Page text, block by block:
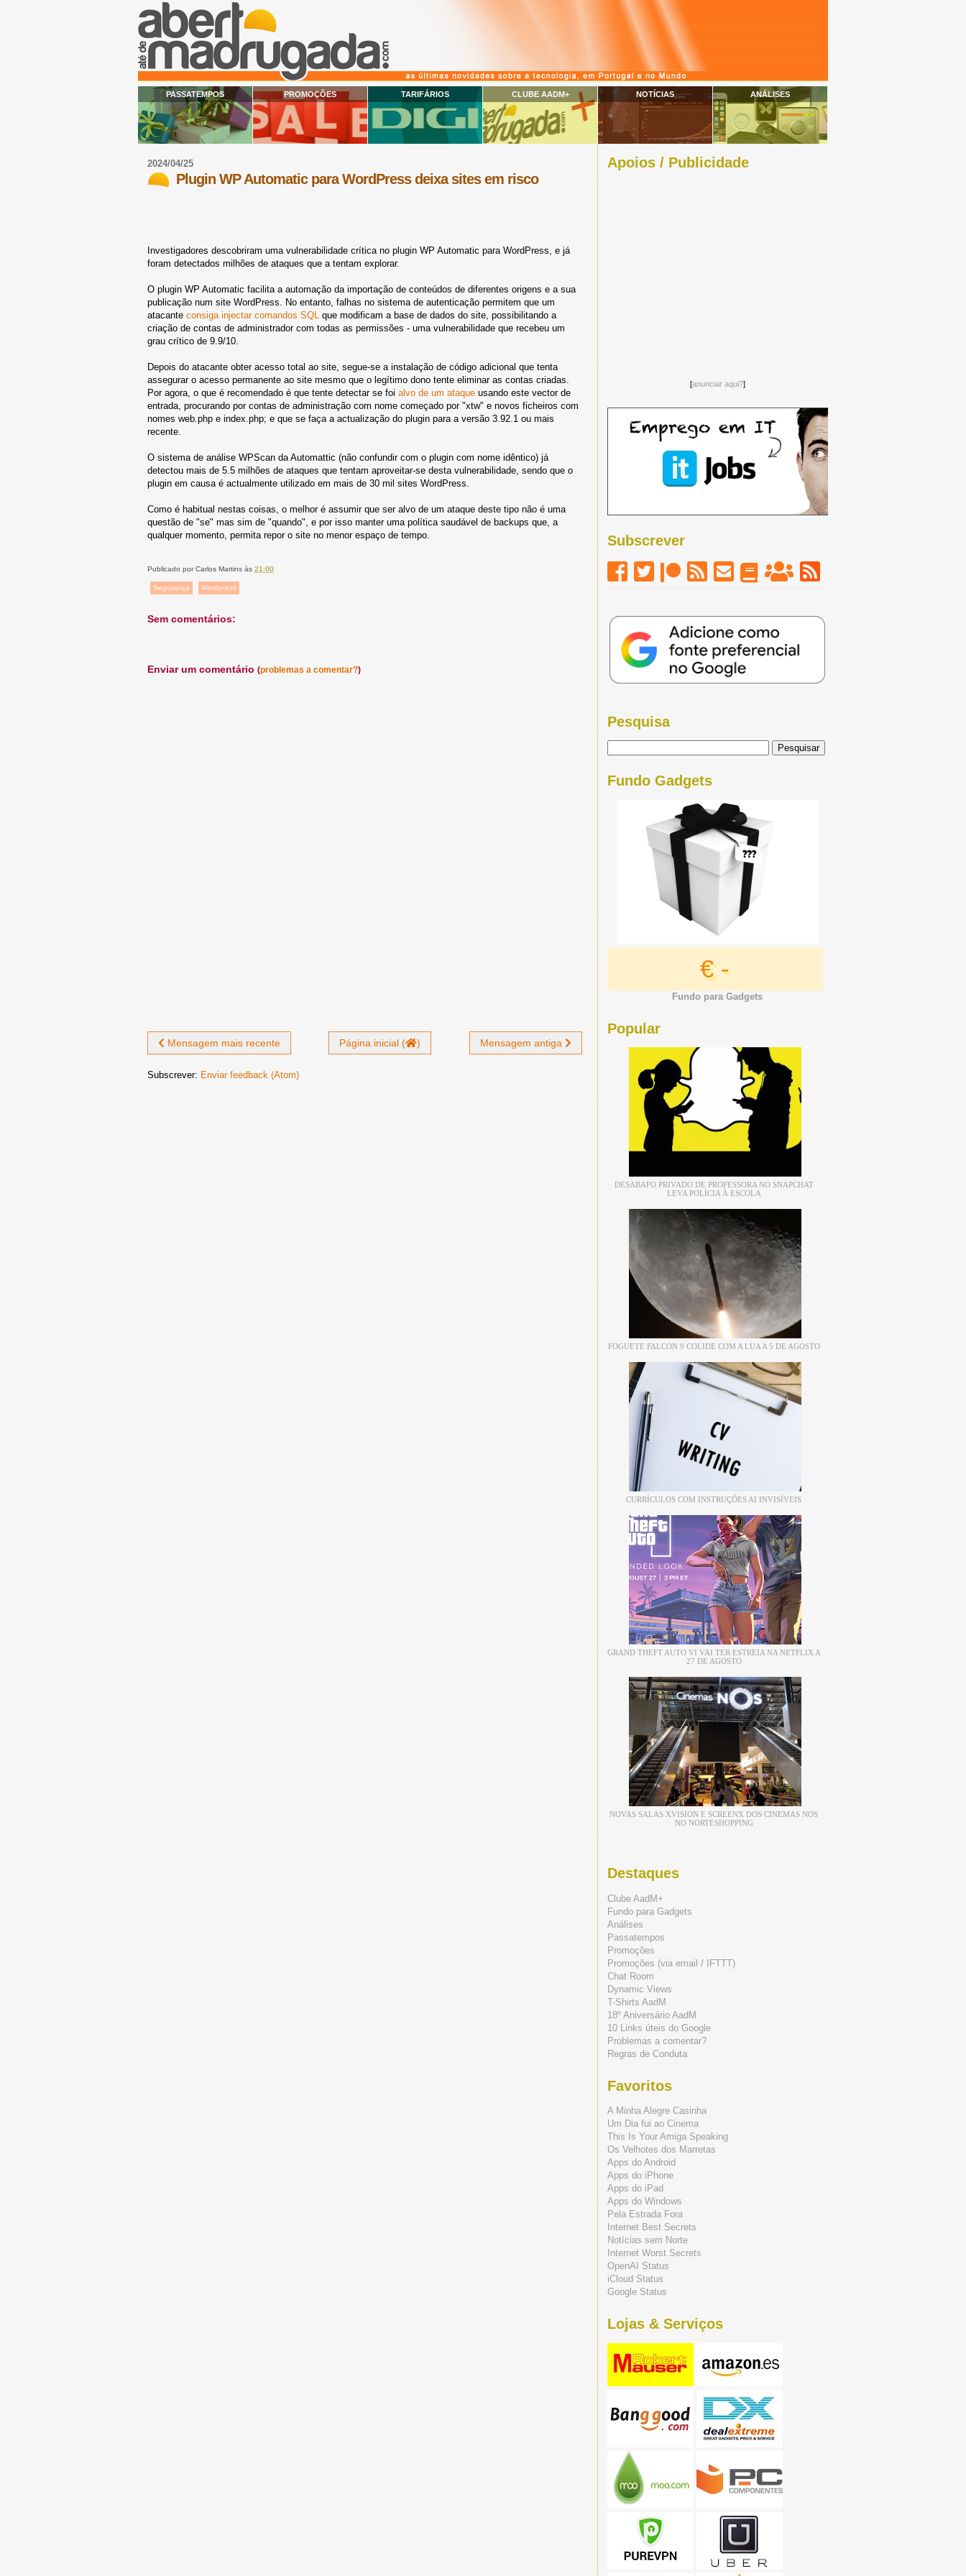
PASSATEMPOS PROMOÇÕES TARIFÁRIOS CLUBE AADM+ NOTÍCIAS ANÁLISES
2024/04/25
Plugin WP Automatic para WordPress deixa sites em risco
Investigadores descobriram uma vulnerabilidade crítica no plugin WP Automatic para WordPress, e já
foram detectados milhões de ataques que a tentam explorar.
O plugin WP Automatic facilita a automação da importação de conteúdos de diferentes origens e a sua
publicação num site WordPress. No entanto, falhas no sistema de autenticação permitem que um
atacante consiga injectar comandos SQL que modificam a base de dados do site, possibilitando a
criação de contas de administrador com todas as permissões - uma vulnerabilidade que recebeu um
grau crítico de 9.9/10.
Depois do atacante obter acesso total ao site, segue-se a instalação de código adicional que tenta
assegurar o acesso permanente ao site mesmo que o legítimo dono tente eliminar as contas criadas.
Por agora, o que é recomendado é que tente detectar se foi alvo de um ataque usando este vector de
entrada, procurando por contas de administração com nome começado por "xtw" e novos ficheiros com
nomes web.php e index.php; e que se faça a actualização do plugin para a versão 3.92.1 ou mais
recente.
O sistema de análise WPScan da Automattic (não confundir com o plugin com nome idêntico) já
detectou mais de 5.5 milhões de ataques que tentam aproveitar-se desta vulnerabilidade, sendo que o
plugin em causa é actualmente utilizado em mais de 30 mil sites WordPress.
Como é habitual nestas coisas, o melhor é assumir que ser alvo de um ataque deste tipo não é uma
questão de "se" mas sim de "quando", e por isso manter uma política saudável de backups que, a
qualquer momento, permita repor o site no menor espaço de tempo.
Publicado porCarlos Martins às 21:00
Segurança Wordpress
Sem comentários:
Enviar um comentário (problemas a comentar?)
Mensagem mais recente Mensagem antiga
Página inicial ( )
Subscrever: Enviar feedback (Atom)
Apoios / Publicidade
[anunciar aqui?]
Subscrever
Pesquisa
Fundo Gadgets
€ -
Fundo para Gadgets
Popular
DESABAFO PRIVADO DE PROFESSORA NO SNAPCHAT
LEVA POLÍCIA À ESCOLA
FOGUETE FALCON 9 COLIDE COM A LUA A 5 DE AGOSTO
CURRÍCULOS COM INSTRUÇÕES AI INVISÍVEIS
GRAND THEFT AUTO VI VAI TER ESTREIA NA NETFLIX A
27 DE AGOSTO
NOVAS SALAS XVISION E SCREENX DOS CINEMAS NOS
NO NORTESHOPPING
Destaques
Clube AadM+
Fundo para Gadgets
Análises
Passatempos
Promoções
Promoções (via email / IFTTT)
Chat Room
Dynamic Views
T-Shirts AadM
18º Aniversário AadM
10 Links úteis do Google
Problemas a comentar?
Regras de Conduta
Favoritos
A Minha Alegre Casinha
Um Dia fui ao Cinema
This Is Your Amiga Speaking
Os Velhotes dos Marretas
Apps do Android
Apps do iPhone
Apps do iPad
Apps do Windows
Pela Estrada Fora
Internet Best Secrets
Notícias sem Norte
Internet Worst Secrets
OpenAI Status
iCloud Status
Google Status
Lojas & Serviços